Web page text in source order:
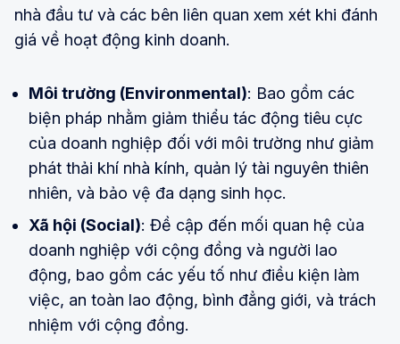
nhà đầu tư và các bên liên quan xem xét khi đánh
giá về hoạt động kinh doanh.
Môi trường (Environmental): Bao gồm các
biện pháp nhằm giảm thiểu tác động tiêu cực
của doanh nghiệp đối với môi trường như giảm
phát thải khí nhà kính, quản lý tài nguyên thiên
nhiên, và bảo vệ đa dạng sinh học.
Xã hội (Social): Đề cập đến mối quan hệ của
doanh nghiệp với cộng đồng và người lao
động, bao gồm các yếu tố như điều kiện làm
việc, an toàn lao động, bình đẳng giới, và trách
nhiệm với cộng đồng.